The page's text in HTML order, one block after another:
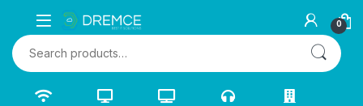
0
Search for: